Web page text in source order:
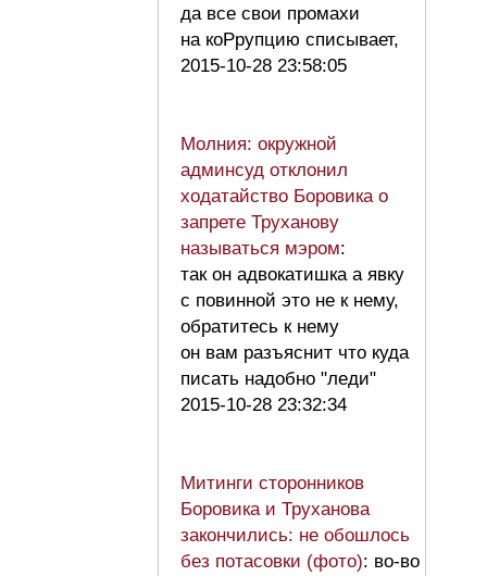
да все свои промахи
на коРрупцию списывает,
2015-10-28 23:58:05
Молния: окружной
админсуд отклонил
ходатайство Боровика о
запрете Труханову
называться мэром:
так он адвокатишка а явку
с повинной это не к нему,
обратитесь к нему
он вам разъяснит что куда
писать надобно "леди"
2015-10-28 23:32:34
Митинги сторонников
Боровика и Труханова
закончились: не обошлось
без потасовки (фото): во-во